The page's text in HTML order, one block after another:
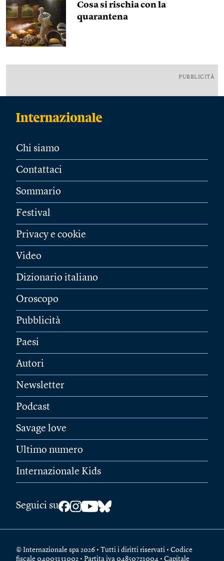
Cosa si rischia con la
quarantena
PUBBLICITÀ
Chi siamo
Contattaci
Sommario
Festival
Privacy e cookie
Video
Dizionario italiano
Oroscopo
Pubblicità
Paesi
Autori
Newsletter
Podcast
Savage love
Ultimo numero
Internazionale Kids
Seguici su
© Internazionale spa 2026 • Tutti i diritti riservati • Codice
fiscale 04003131002 • Partita iva 04850721004 • Capitale